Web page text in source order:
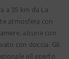
a 35 km da La
atmosfera con
alcune con
con doccia. Gli
all aperto.